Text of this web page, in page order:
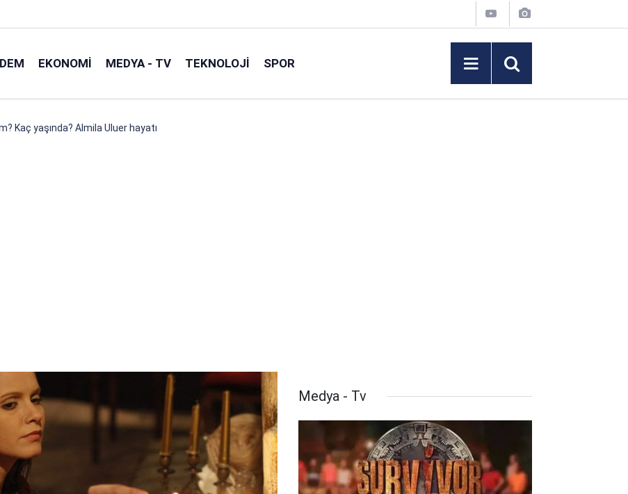
EKONOMI MEDYA - TV TEKNOLOJI SPOR
Kaç yaşında? Almila Uluer hayatı
Medya - Tv